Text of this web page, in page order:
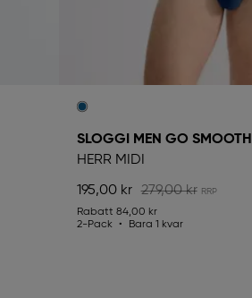
SLOGGI MEN GO SMOOTH
HERR MIDI
195,00 kr 279,00 kr
Rabatt 84,00 kr
2-Pack
Bara 1 kvar